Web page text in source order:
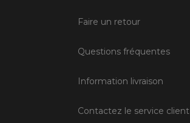
Faire un retour
Questions fréquentes
Information livraison
Contactez le service client